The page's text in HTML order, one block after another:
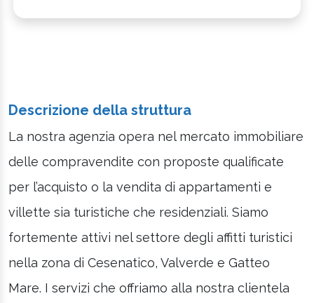
Descrizione della struttura
La nostra agenzia opera nel mercato immobiliare
delle compravendite con proposte qualificate
per l’acquisto o la vendita di appartamenti e
villette sia turistiche che residenziali. Siamo
fortemente attivi nel settore degli affitti turistici
nella zona di Cesenatico, Valverde e Gatteo
Mare. I servizi che offriamo alla nostra clientela